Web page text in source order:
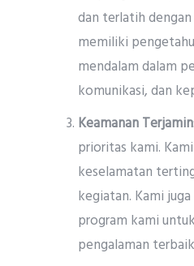
dan terlatih
memiliki
mendalam dalam
komunikasi, dan
Keamanan Terjamin
prioritas kami.
keselamatan
kegiatan. Kami
program kami
pengalaman